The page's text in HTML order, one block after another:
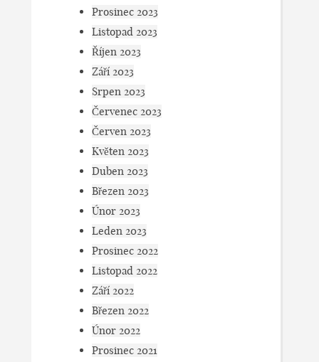
Prosinec 2023
Listopad 2023
Říjen 2023
Září 2023
Srpen 2023
Červenec 2023
Červen 2023
Květen 2023
Duben 2023
Březen 2023
Únor 2023
Leden 2023
Prosinec 2022
Listopad 2022
Září 2022
Březen 2022
Únor 2022
Prosinec 2021